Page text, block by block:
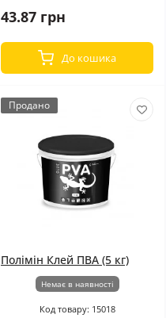
43.87 грн
До кошика
Продано
Полімін Клей ПВА (5 кг)
Немає в наявності
Код товару: 15018